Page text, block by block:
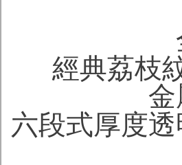
經典荔枝
六段式厚度